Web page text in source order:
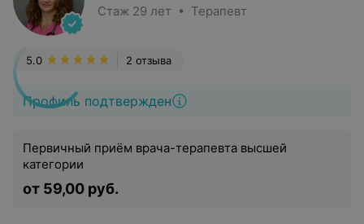
Стаж 29 лет • Терапевт
Профиль подтвержден
2 отзыва
5.0
Первичный приём врача-терапевта высшей
категории
от 59,00 руб.